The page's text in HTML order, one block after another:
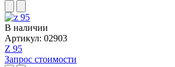
В наличии
Артикул: 02903
Z 95
Запрос стоимости